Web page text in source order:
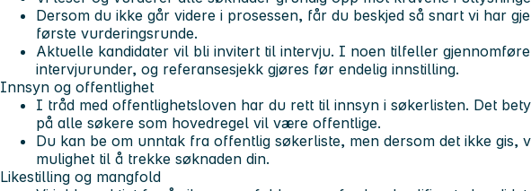
Dersom du ikke går videre i prosessen, får du beskjed så snart vi har
første vurderingsrunde.
Aktuelle kandidater vil bli invitert til intervju. I noen tilfeller
intervjurunder, og referansesjekk gjøres før endelig innstilling.
Innsyn og offentlighet
I tråd med offentlighetsloven har du rett til innsyn i søkerlisten. Det
på alle søkere som hovedregel vil være offentlige.
Du kan be om unntak fra offentlig søkerliste, men dersom det ikke gis,
mulighet til å trekke søknaden din.
Likestilling og mangfold